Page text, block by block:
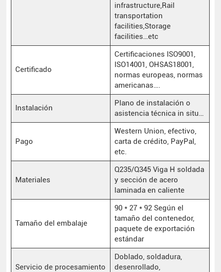
infrastructure,Rail
transportation
facilities,Storage
facilities…etc
Certificado
Certificaciones ISO9001,
ISO14001, OHSAS18001,
normas europeas, normas
americanas….
Instalación
Plano de instalación o
asistencia técnica in situ…
Pago
Western Union, efectivo,
carta de crédito, PayPal,
etc.
Materiales
Q235/Q345 Viga H soldada
y sección de acero
laminada en caliente
Tamaño del embalaje
90 * 27 * 92 Según el
tamaño del contenedor,
paquete de exportación
estándar
Servicio de procesamiento
Doblado, soldadura,
desenrollado,